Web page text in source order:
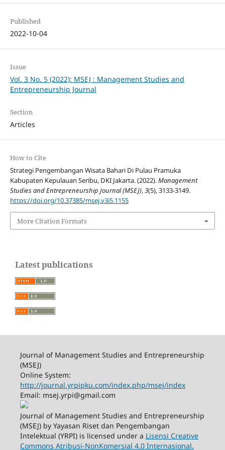
Published
2022-10-04
Issue
Vol. 3 No. 5 (2022): MSEJ : Management Studies and
Entrepreneurship Journal
Section
Articles
How to Cite
Strategi Pengembangan Wisata Bahari Di Pulau Pramuka
Kabupaten Kepulauan Seribu, DKI Jakarta. (2022).Management
Studies and Entrepreneurship Journal (MSEJ),3(5), 3133-3149.
https://doi.org/10.37385/msej.v3i5.1155
More Citation Formats
Latest publications
Journal of Management Studies and Entrepreneurship
(MSEJ)
Online System:
http://journal.yrpipku.com/index.php/msej/index
Email: msej.yrpi@gmail.com
Journal of Management Studies and Entrepreneurship
(MSEJ) by Yayasan Riset dan Pengembangan
Intelektual (YRPI) is licensed under a Lisensi Creative
Commons Atribusi-NonKomersial 4.0 Internasional.